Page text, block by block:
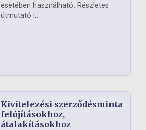
esetében használható. Részletes
útmutató i...
Kivitelezési szerződésminta
felújításokhoz,
átalakításokhoz